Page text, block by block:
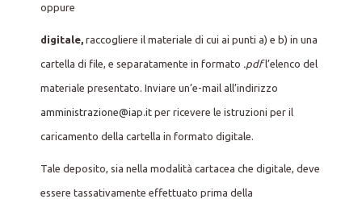
oppure
digitale, raccogliere il materiale di cui ai punti a) e b) in una
cartella di file, e separatamente in formato .pdfl’elenco del
materiale presentato. Inviare un’e-mail all’indirizzo
amministrazione@iap.it per ricevere le istruzioni per il
caricamento della cartella in formato digitale.
Tale deposito, sia nella modalità cartacea che digitale, deve
essere tassativamente effettuato prima della